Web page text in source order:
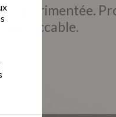
expérimentée.
impeccable.